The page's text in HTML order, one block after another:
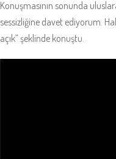
Konuşmasının sonunda
sessizliğine davet ediyorum.
açık” şeklinde konuştu.